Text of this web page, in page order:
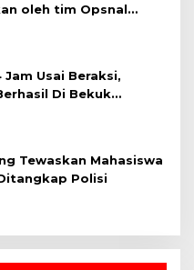
oleh tim Opsnal
Polres Siak-Polda Riau
Usai Beraksi,
Di Bekuk
Kuansing
Tewaskan Mahasiswa
Polisi